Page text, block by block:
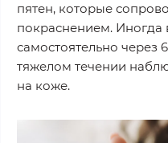
пятен, которые
покраснением. Иногда
самостоятельно через
тяжелом течении
на коже.